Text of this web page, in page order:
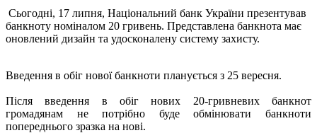
Сьогодні, 17 липня, Національний банк України презентував
банкноту номіналом 20 гривень. Представлена банкнота має
оновлений дизайн та удосконалену систему захисту.
Введення в обіг нової банкноти планується з 25 вересня.
Після введення в обіг нових 20-гривневих банкнот
громадянам не потрібно буде обмінювати банкноти
попереднього зразка на нові.